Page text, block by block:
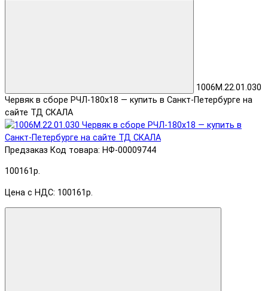
1006М.22.01.030
Червяк в сборе РЧЛ-180х18 — купить в Санкт-Петербурге на
сайте ТД СКАЛА
Предзаказ Код товара: НФ-00009744
100161р.
Цена с НДС: 100161р.